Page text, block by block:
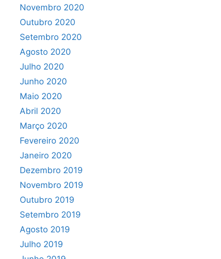
Novembro 2020
Outubro 2020
Setembro 2020
Agosto 2020
Julho 2020
Junho 2020
Maio 2020
Abril 2020
Março 2020
Fevereiro 2020
Janeiro 2020
Dezembro 2019
Novembro 2019
Outubro 2019
Setembro 2019
Agosto 2019
Julho 2019